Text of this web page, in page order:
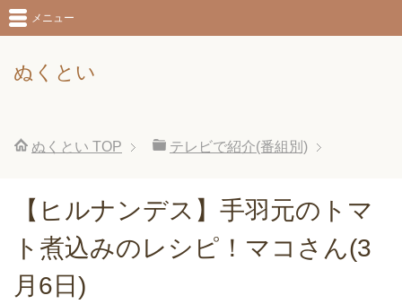
ぬくとい
メニュー
ぬくとい TOP テレビで紹介(番組別)
【ヒルナンデス】手羽元のトマ
ト煮込みのレシピ！マコさん(3
月6日)